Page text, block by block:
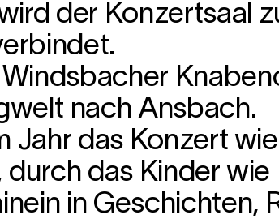
der Konzertsaal
nach Ansbach.
Jahr das Konzert
durch das Kinder wie
in Geschichten,